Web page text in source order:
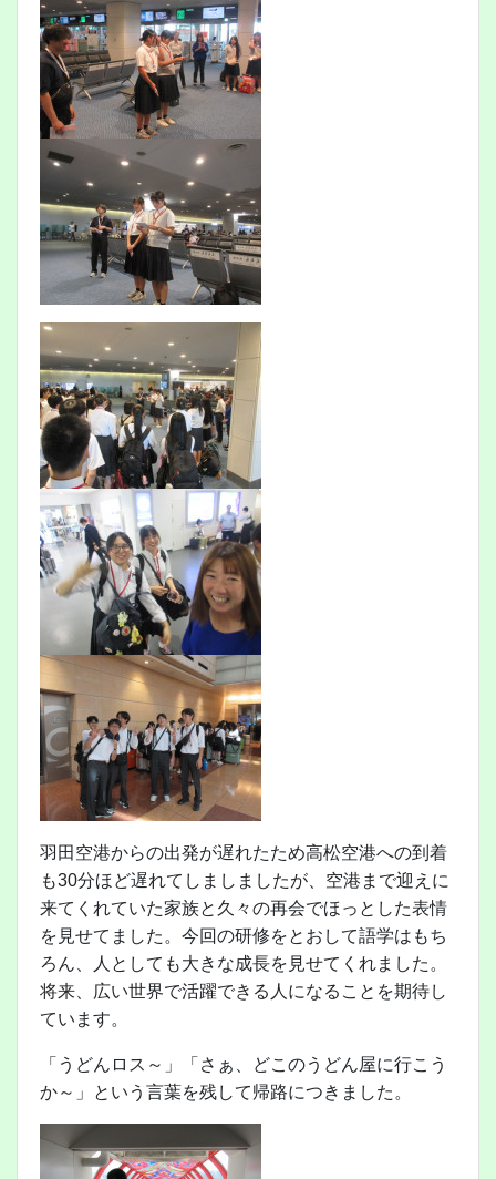
羽田空港からの出発が遅れたため高松空港への到着
も30分ほど遅れてしましましたが、空港まで迎えに
来てくれていた家族と久々の再会でほっとした表情
を見せてました。今回の研修をとおして語学はもち
ろん、人としても大きな成長を見せてくれました。
将来、広い世界で活躍できる人になることを期待し
ています。
「うどんロス～」「さぁ、どこのうどん屋に行こう
か～」という言葉を残して帰路につきました。